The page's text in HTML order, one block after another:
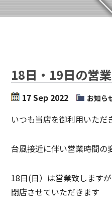
18日・19日の営
17 Sep 2022 お知ら
いつも当店を御利用いた
台風接近に伴い営業時間の
18日(日）は営業致します
閉店させていただきます